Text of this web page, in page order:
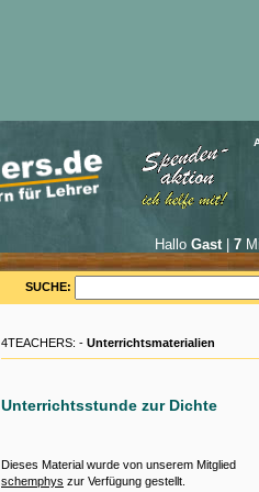
Hallo Gast| 7
SUCHE:
4TEACHERS: - Unterrichtsmaterialien
Unterrichtsstunde zur Dichte
Dieses Material wurde von unserem Mitglied
schemphys zur Verfügung gestellt.